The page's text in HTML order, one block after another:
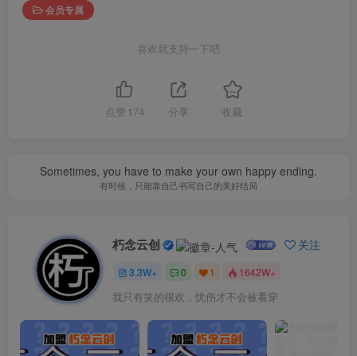
会员专属
喜欢就支持一下吧
点赞 174 分享 收藏
Sometimes, you have to make your own happy ending.
有时候，只能靠自己书写自己的美好结局
朽念云创 关注
3.3W+ 0 1 1642W+
我只有笑的很欢，忧伤才不会被看穿